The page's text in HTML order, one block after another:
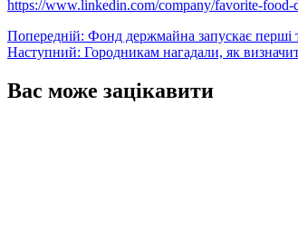
https://www.linkedin.com/company/favorite-
Навігація
записів
Попередній: Фонд держмайна запускає
Наступний: Городникам нагадали, як
Вас може зацікавити